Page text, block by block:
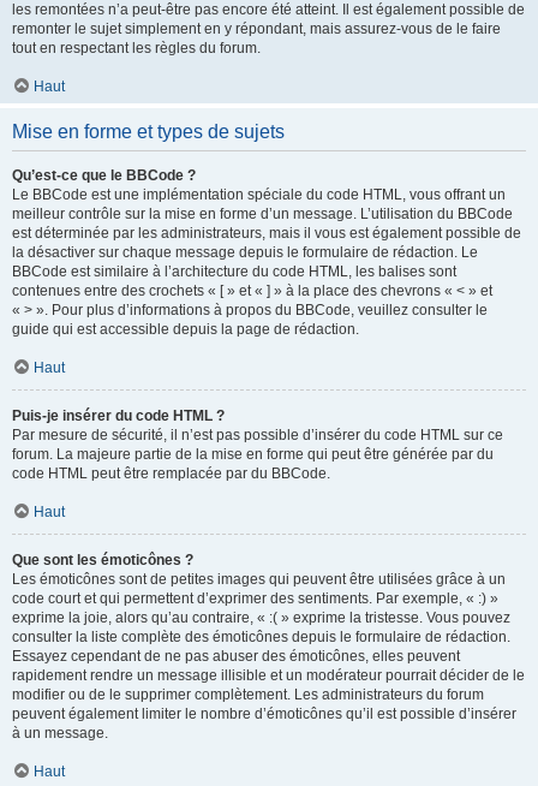
les remontées n’a peut-être pas encore été atteint. Il est également possible de
remonter le sujet simplement en y répondant, mais assurez-vous de le faire
tout en respectant les règles du forum.
Haut
Mise en forme et types de sujets
Qu’est-ce que le BBCode ?
Le BBCode est une implémentation spéciale du code HTML, vous offrant un
meilleur contrôle sur la mise en forme d’un message. L’utilisation du BBCode
est déterminée par les administrateurs, mais il vous est également possible de
la désactiver sur chaque message depuis le formulaire de rédaction. Le
BBCode est similaire à l’architecture du code HTML, les balises sont
contenues entre des crochets « [ » et « ] » à la place des chevrons « < » et
« > ». Pour plus d’informations à propos du BBCode, veuillez consulter le
guide qui est accessible depuis la page de rédaction.
Haut
Puis-je insérer du code HTML ?
Par mesure de sécurité, il n’est pas possible d’insérer du code HTML sur ce
forum. La majeure partie de la mise en forme qui peut être générée par du
code HTML peut être remplacée par du BBCode.
Haut
Que sont les émoticônes ?
Les émoticônes sont de petites images qui peuvent être utilisées grâce à un
code court et qui permettent d’exprimer des sentiments. Par exemple, « :) »
exprime la joie, alors qu’au contraire, « :( » exprime la tristesse. Vous pouvez
consulter la liste complète des émoticônes depuis le formulaire de rédaction.
Essayez cependant de ne pas abuser des émoticônes, elles peuvent
rapidement rendre un message illisible et un modérateur pourrait décider de le
modifier ou de le supprimer complètement. Les administrateurs du forum
peuvent également limiter le nombre d’émoticônes qu’il est possible d’insérer
à un message.
Haut